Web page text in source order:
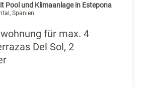
Pool und Klimaanlage in Estepona
Spanien
für max. 4
Del Sol, 2